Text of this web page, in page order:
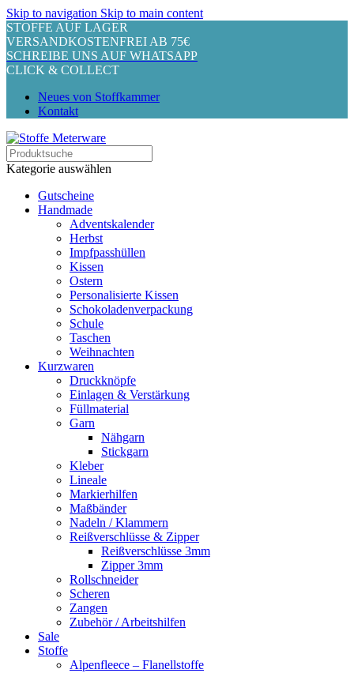
Skip to navigation Skip to main content
STOFFE AUF LAGER
VERSANDKOSTENFREI AB 75€
SCHREIBE UNS AUF WHATSAPP
CLICK & COLLECT
Neues von Stoffkammer
Kontakt
Kategorie auswählen
Gutscheine
Handmade
Adventskalender
Herbst
Impfpasshüllen
Kissen
Ostern
Personalisierte Kissen
Schokoladenverpackung
Schule
Taschen
Weihnachten
Kurzwaren
Druckknöpfe
Einlagen & Verstärkung
Füllmaterial
Garn
Nähgarn
Stickgarn
Kleber
Lineale
Markierhilfen
Maßbänder
Nadeln / Klammern
Reißverschlüsse & Zipper
Reißverschlüsse 3mm
Zipper 3mm
Rollschneider
Scheren
Zangen
Zubehör / Arbeitshilfen
Sale
Stoffe
Alpenfleece – Flanellstoffe